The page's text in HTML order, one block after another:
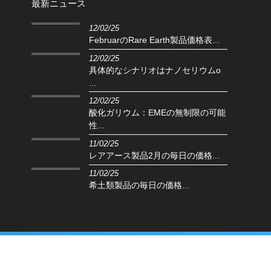
最新ニュース
12/02/25
FebruarのRare Earth製品価格表...
12/02/25
具体的なシナリオはナノセリウムo
12/02/25
酸化ガリウム：EMEの無制限の可能
性...
11/02/25
レアアース製品2月の毎日の価格...
11/02/25
希土類製品の毎日の価格...